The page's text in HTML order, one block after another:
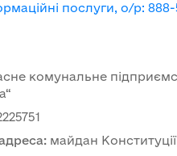
послуги, о/р:
комунальне
: майдан